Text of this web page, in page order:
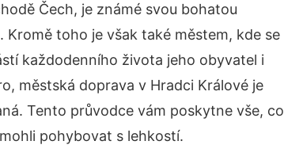
Čech, je známé svou bohatou
toho je však také městem, kde se
každodenního života jeho obyvatel i
městská doprava v Hradci Králové je
Tento průvodce vám poskytne vše, co
pohybovat s lehkostí.